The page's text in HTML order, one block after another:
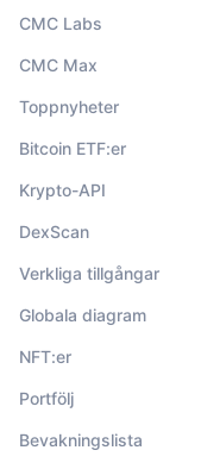
CMC Labs
CMC Max
Toppnyheter
Bitcoin ETF:er
Krypto-API
DexScan
Verkliga tillgångar
Globala diagram
NFT:er
Portfölj
Bevakningslista